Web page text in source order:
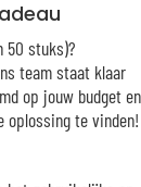
50 stuks)?
team staat klaar
op jouw budget en
oplossing te vinden!